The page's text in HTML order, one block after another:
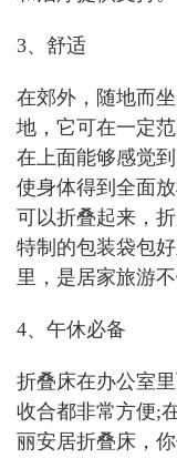
3、舒适
在郊外，随地而
地，它可在一定
在上面能够感觉
使身体得到全面
可以折叠起来，
特制的包装袋包
里，是居家旅游不
4、午休必备
折叠床在办公室
收合都非常方便;
丽安居折叠床，你